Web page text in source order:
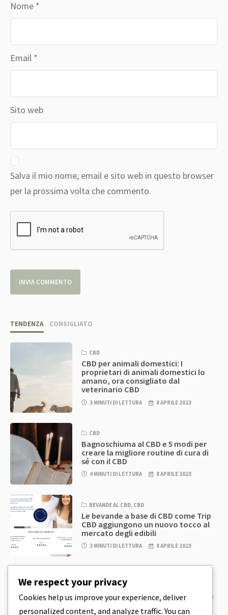
Nome *
Email *
Sito web
Salva il mio nome, email e sito web in questo browser
per la prossima volta che commento.
TENDENZA CONSIGLIATO
CBD
CBD per animali domestici: I
proprietari di animali domestici lo
amano, ora consigliato dal
veterinario CBD
3 MINUTI DI LETTURA 8 APRILE 2023
CBD
Bagnoschiuma al CBD e 5 modi per
creare la migliore routine di cura di
sé con il CBD
4 MINUTI DI LETTURA 8 APRILE 2023
BEVANDE AL CBD, CBD
Le bevande a base di CBD come Trip
CBD aggiungono un nuovo tocco al
mercato degli edibili
3 MINUTI DI LETTURA 8 APRILE 2023
CBD EDIBLES
Pasta per biscotti al CBD e prodotti
commestibili al CBD incredibilmente
semplici da preparare in casa
We respect your privacy
Cookies help us improve your experience, deliver
personalized content, and analyze traffic. You can